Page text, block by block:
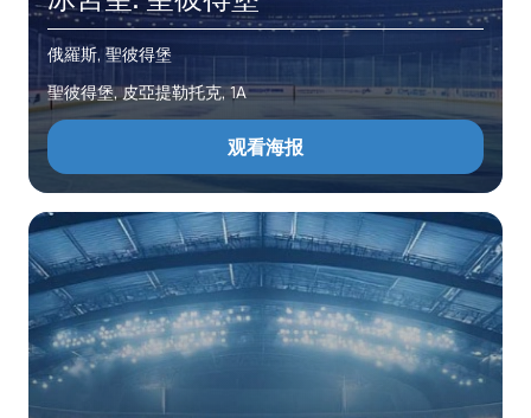
俄羅斯, 聖彼得堡
聖彼得堡, 皮亞提勒托克, 1A
观看海报